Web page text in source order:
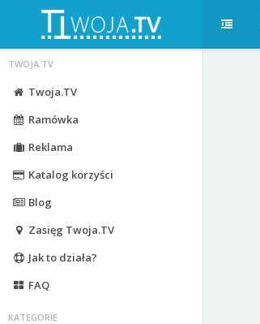
TWOJA.TV
Twoja.TV
Ramówka
Reklama
Katalog korzyści
Blog
Zasięg Twoja.TV
Jak to działa?
FAQ
KATEGORIE